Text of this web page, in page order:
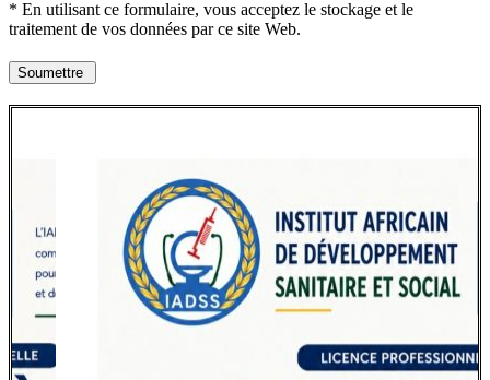
* En utilisant ce formulaire, vous acceptez le stockage et le
traitement de vos données par ce site Web.